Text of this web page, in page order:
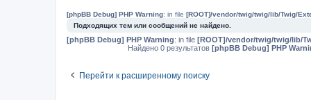
[phpBB Debug] PHP Warning: in file [ROOT]/vendor/twig/twig/lib/Twig/
Подходящих тем или сообщений не найдено.
[phpBB Debug] PHP Warning: in file [ROOT]/vendor/twig/twig/lib/
Найдено 0 результатов [phpBB Debug] PHP
Перейти к расширенному поиску